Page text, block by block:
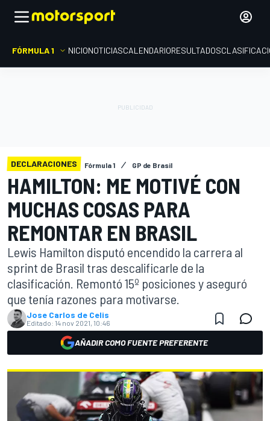
FÓRMULA 1 INICIONOTICIASCALENDARIORESULTADOS
DECLARACIONES Fórmula 1 GP de Brasil
HAMILTON: ME MOTIVÉ CON
MUCHAS COSAS PARA
REMONTAR EN BRASIL
Lewis Hamilton disputó encendido la carrera al
sprint de Brasil tras descalificarle de la
clasificación. Remontó 15º posiciones y aseguró
que tenía razones para motivarse.
Jose Carlos de Celis
Editado: 14 nov 2021, 10:46
AÑADIR COMO FUENTE PREFERENTE